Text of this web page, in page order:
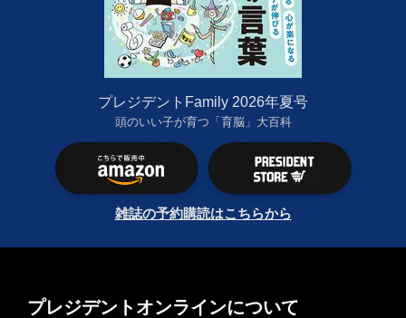
プレジデントFamily 2026年夏号
頭のいい子が育つ「育脳」大百科
雑誌の予約購読はこちらから
プレジデントオンラインについて